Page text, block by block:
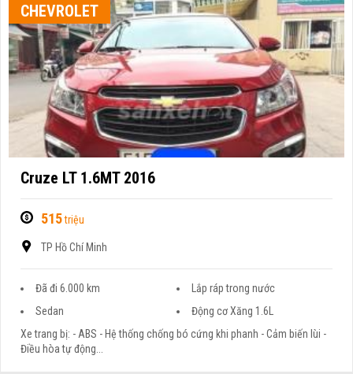
CHEVROLET
Cruze LT 1.6MT 2016
515triệu
TP Hồ Chí Minh
Đã đi 6.000 km
Lắp ráp trong nước
Sedan
Động cơ Xăng 1.6L
Xe trang bị: - ABS - Hệ thống chống bó cứng khi phanh - Cảm biến lùi -
Điều hòa tự động...